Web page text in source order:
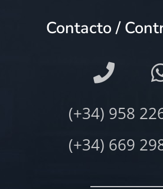
Contacto /
(+34) 958
(+34) 669